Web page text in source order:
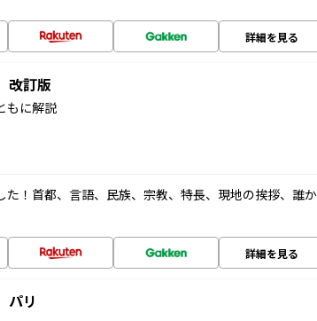
詳細を見る
改訂版
もに解説
！首都、言語、民族、宗教、特長、現地の挨拶、誰か
詳細を見る
リ